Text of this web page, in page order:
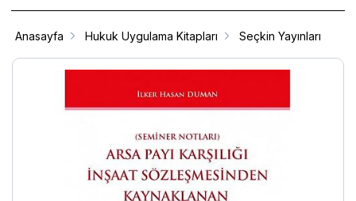
Anasayfa Hukuk Uygulama Kitapları Seçkin Yayınları